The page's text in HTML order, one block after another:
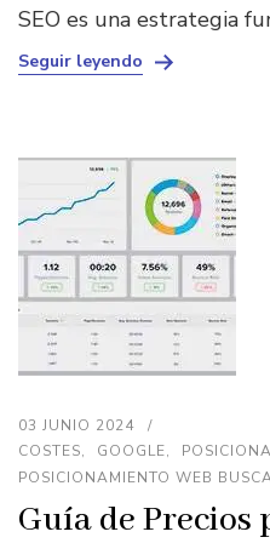
SEO es una estrategia
Seguir leyendo
03 JUNIO 2024
COSTES
GOOGLE
POSICIONAMIENTO WEB
Guía de Precios